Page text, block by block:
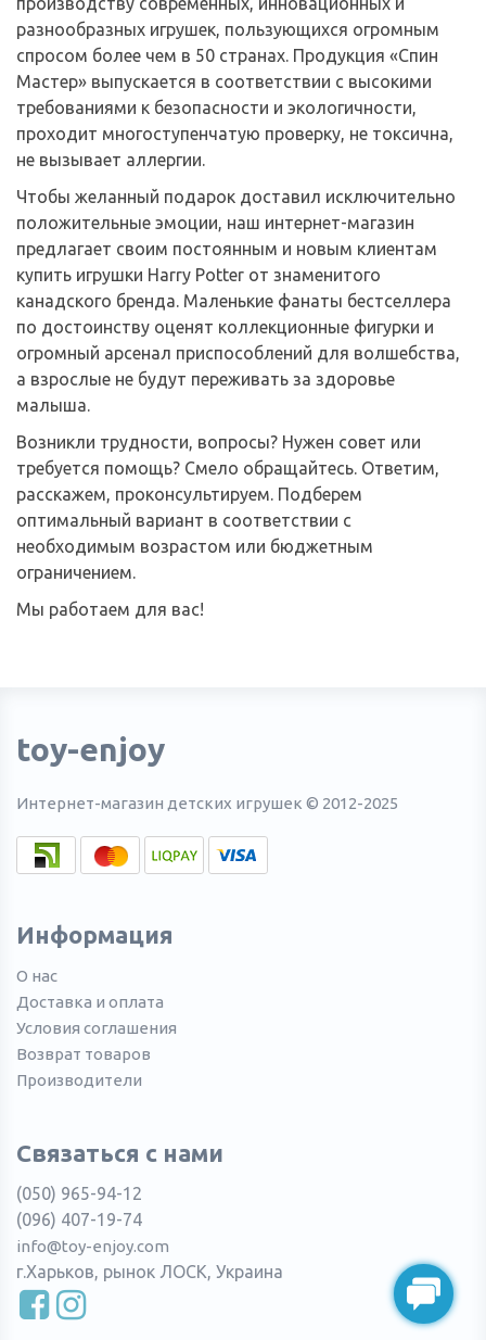
разнообразных игрушек, пользующихся огромным
спросом более чем в 50 странах. Продукция «Спин
Мастер» выпускается в соответствии с высокими
требованиями к безопасности и экологичности,
проходит многоступенчатую проверку, не токсична,
не вызывает аллергии.
Чтобы желанный подарок доставил исключительно
положительные эмоции, наш интернет-магазин
предлагает своим постоянным и новым клиентам
купить игрушки Harry Potter от знаменитого
канадского бренда. Маленькие фанаты бестселлера
по достоинству оценят коллекционные фигурки и
огромный арсенал приспособлений для волшебства,
а взрослые не будут переживать за здоровье
малыша.
Возникли трудности, вопросы? Нужен совет или
требуется помощь? Смело обращайтесь. Ответим,
расскажем, проконсультируем. Подберем
оптимальный вариант в соответствии с
необходимым возрастом или бюджетным
ограничением.
Мы работаем для вас!
toy-enjoy
Интернет-магазин детских игрушек © 2012-2025
Информация
О нас
Доставка и оплата
Условия соглашения
Возврат товаров
Производители
Связаться с нами
(050) 965-94-12
(096) 407-19-74
info@toy-enjoy.com
г.Харьков, рынок ЛОСК, Украина